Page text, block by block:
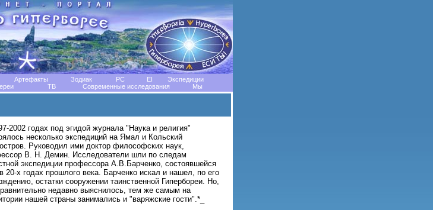
Артефакты Зодиак РС EI
Экспедиции
TB Современные исследования Мы
2002 годах под эгидой журнала "Наука и религия"
несколько экспедиций на Ямал и Кольский
Руководил ими доктор философских наук,
В. Н. Демин. Исследователи шли по следам
экспедиции профессора А.В.Барченко, состоявшейся
20-х годах прошлого века. Барченко искал и нашел, по его
остатки сооружении таинственной Гипербореи. Но,
недавно выяснилось, тем же самым на
нашей страны занимались и "варяжские гости".*_